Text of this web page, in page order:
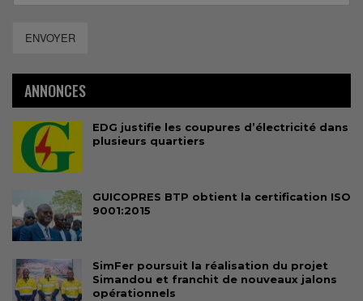
ENVOYER
ANNONCES
EDG justifie les coupures d’électricité dans
plusieurs quartiers
GUICOPRES BTP obtient la certification ISO
9001:2015
SimFer poursuit la réalisation du projet
Simandou et franchit de nouveaux jalons
opérationnels